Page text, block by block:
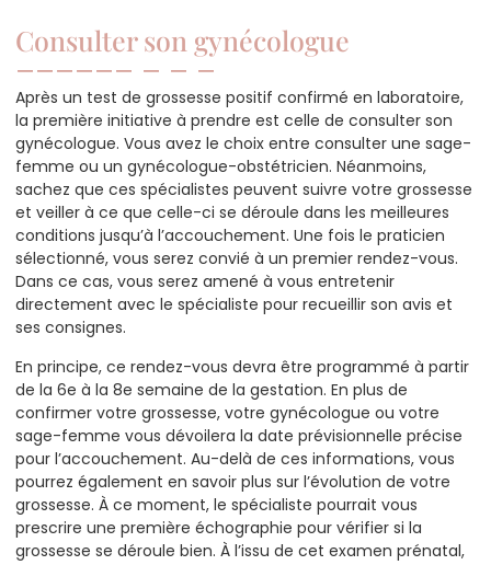
Consulter son gynécologue
Après un test de grossesse positif confirmé en laboratoire,
la première initiative à prendre est celle de consulter son
gynécologue. Vous avez le choix entre consulter une sage-
femme ou un gynécologue-obstétricien. Néanmoins,
sachez que ces spécialistes peuvent suivre votre grossesse
et veiller à ce que celle-ci se déroule dans les meilleures
conditions jusqu’à l’accouchement. Une fois le praticien
sélectionné, vous serez convié à un premier rendez-vous.
Dans ce cas, vous serez amené à vous entretenir
directement avec le spécialiste pour recueillir son avis et
ses consignes.
En principe, ce rendez-vous devra être programmé à partir
de la 6e à la 8e semaine de la gestation. En plus de
confirmer votre grossesse, votre gynécologue ou votre
sage-femme vous dévoilera la date prévisionnelle précise
pour l’accouchement. Au-delà de ces informations, vous
pourrez également en savoir plus sur l’évolution de votre
grossesse. À ce moment, le spécialiste pourrait vous
prescrire une première échographie pour vérifier si la
grossesse se déroule bien. À l’issu de cet examen prénatal,